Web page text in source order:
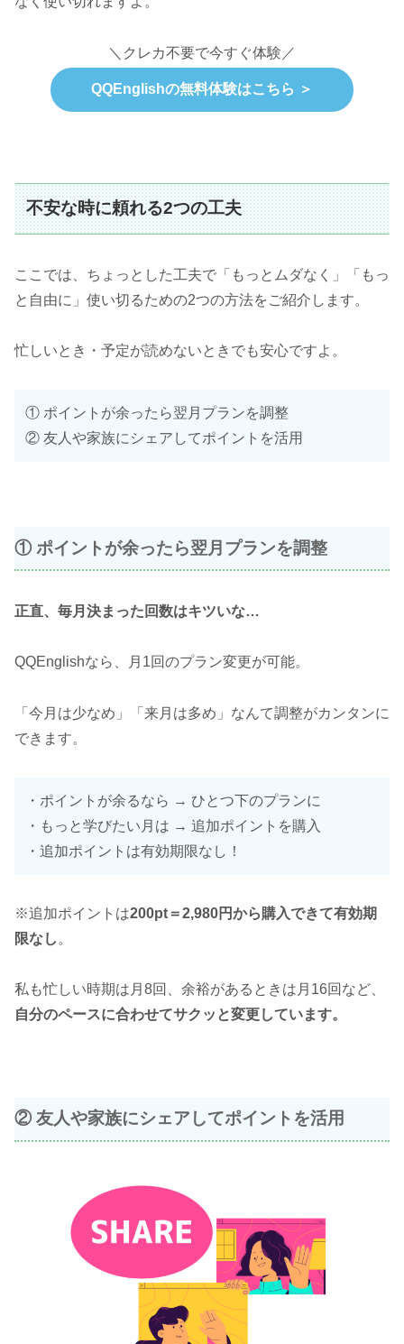
＼クレカ不要で今すぐ体験／
QQEnglishの無料体験はこちら ＞
不安な時に頼れる2つの工夫
ここでは、ちょっとした工夫で「もっとムダなく」「もっ
と自由に」使い切るための2つの方法をご紹介します。
忙しいとき・予定が読めないときでも安心ですよ。
① ポイントが余ったら翌月プランを調整
② 友人や家族にシェアしてポイントを活用
① ポイントが余ったら翌月プランを調整
正直、毎月決まった回数はキツいな…
QQEnglishなら、月1回のプラン変更が可能。
「今月は少なめ」「来月は多め」なんて調整がカンタンに
できます。
・ポイントが余るなら → ひとつ下のプランに
・もっと学びたい月は → 追加ポイントを購入
・追加ポイントは有効期限なし！
※追加ポイントは200pt＝2,980円から購入できて有効期
限なし 。
私も忙しい時期は月8回、余裕があるときは月16回など、
自分のペースに合わせてサクッと変更しています。
② 友人や家族にシェアしてポイントを活用